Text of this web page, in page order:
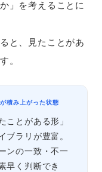
」を考えることに
と、見たことがあ
。
積み上がった状態
ことがある形」
ブラリが豊富。
ンの一致・不一
早く判断でき